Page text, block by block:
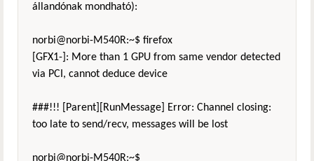
állandónak mondható):
norbi@norbi-M540R:~$ firefox
[GFX1-]: More than 1 GPU from same vendor detected
via PCI, cannot deduce device
###!!! [Parent][RunMessage] Error: Channel closing:
too late to send/recv, messages will be lost
norbi@norbi-M540R:~$